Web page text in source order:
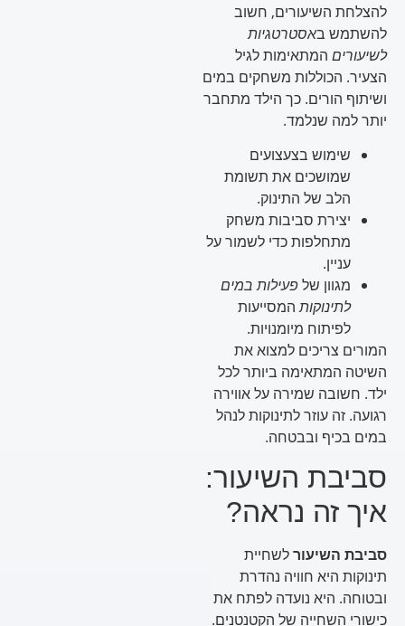
להצלחת השיעורים, חשוב
להשתמש ב אסטרטגיות
לשיעוריםהמתאימות לגיל
הצעיר. הכוללות משחקים במים
ושיתוף הורים. כך הילד מתחבר
יותר למה שנלמד.
שימוש בצעצועים
שמושכים את תשומת
הלב של התינוק.
יצירת סביבות משחק
מתחלפות כדי לשמור על
עניין.
מגוון שלפעילות במים
לתינוקותהמסייעות
לפיתוח מיומנויות.
המורים צריכים למצוא את
השיטה המתאימה ביותר לכל
ילד. חשובה שמירה על אווירה
רגועה. זה עוזר לתינוקות לנהל
במים בכיף ובבטחה.
סביבת השיעור:
איך זה נראה?
סביבת השיעורלשחיית
תינוקות היא חוויה נהדרת
ובטוחה. היא נועדה לפתח את
כישורי השחייה של הקטנטנים.